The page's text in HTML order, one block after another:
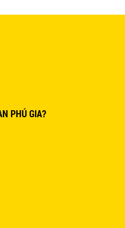
khẩu ELLA - Mã SP: GNK05
PHÚ GIA?